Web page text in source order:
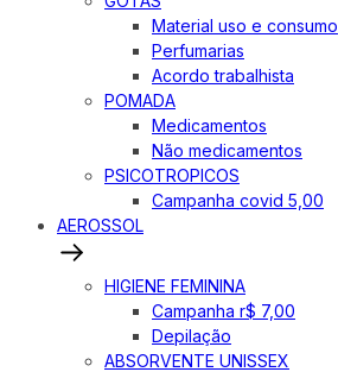
Material uso e consumo
Perfumarias
Acordo trabalhista
POMADA
Medicamentos
Não medicamentos
PSICOTROPICOS
Campanha covid 5,00
AEROSSOL
HIGIENE FEMININA
Campanha r$ 7,00
Depilação
ABSORVENTE UNISSEX